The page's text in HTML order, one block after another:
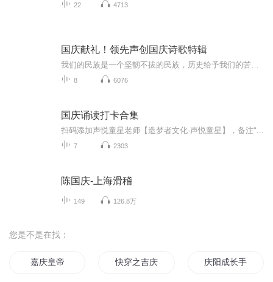
22 4713
国庆献礼！领先声创国庆诗歌特辑
8 6076
国庆诵读打卡合集
7 2303
陈国庆-上海滑稽
149 126.8万
您是不是在找：
嘉庆皇帝 快穿之吉庆有余 庆阳成长手札